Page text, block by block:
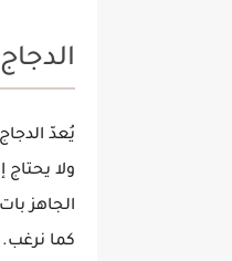
يُعدّ
ولا
الجاهزبات
كما نرغب.